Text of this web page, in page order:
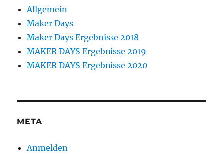
Allgemein
Maker Days
Maker Days Ergebnisse 2018
MAKER DAYS Ergebnisse 2019
MAKER DAYS Ergebnisse 2020
META
Anmelden